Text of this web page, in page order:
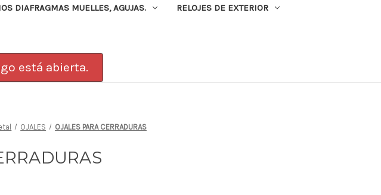
DIAFRAGMAS MUELLES, AGUJAS. RELOJES DE EXTERIOR
está abierta.
OJALES OJALES PARA CERRADURAS